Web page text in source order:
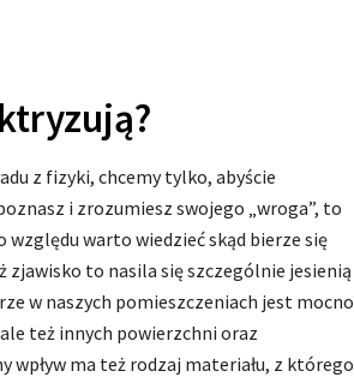
z fizyki, chcemy tylko, abyście
i zrozumiesz swojego „wroga”, to
względu warto wiedzieć skąd bierze się
to nasila się szczególnie jesienią
w naszych pomieszczeniach jest mocno
też innych powierzchni oraz
ma też rodzaj materiału, z którego